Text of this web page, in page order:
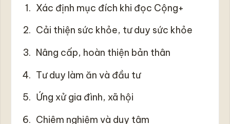
Xác định mục đích khi đọc Cộng+
Cải thiện sức khỏe, tư duy sức khỏe
Nâng cấp, hoàn thiện bản thân
Tư duy làm ăn và đầu tư
Ứng xử gia đình, xã hội
Chiêm nghiệm và duy tâm